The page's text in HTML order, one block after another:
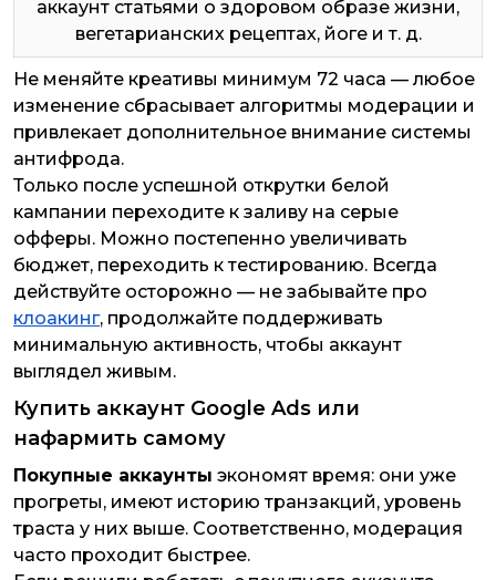
аккаунт статьями о здоровом образе жизни,
вегетарианских рецептах, йоге и т. д.
Не меняйте креативы минимум 72 часа — любое
изменение сбрасывает алгоритмы модерации и
привлекает дополнительное внимание системы
антифрода.
Только после успешной открутки белой
кампании переходите к заливу на серые
офферы. Можно постепенно увеличивать
бюджет, переходить к тестированию. Всегда
действуйте осторожно — не забывайте про
клоакинг, продолжайте поддерживать
минимальную активность, чтобы аккаунт
выглядел живым.
Купить аккаунт Google Ads или
нафармить самому
Покупные аккаунты экономят время: они уже
прогреты, имеют историю транзакций, уровень
траста у них выше. Соответственно, модерация
часто проходит быстрее.